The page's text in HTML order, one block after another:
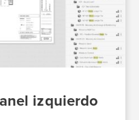
izquierdo